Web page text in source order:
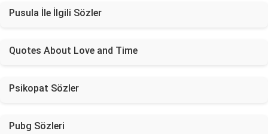
Pusula İle İlgili Sözler
Quotes About Love and Time
Psikopat Sözler
Pubg Sözleri